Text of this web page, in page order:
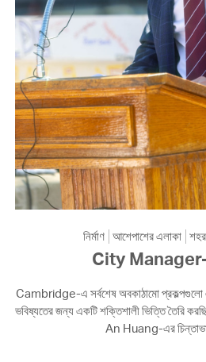
নির্মাণ আশেপাশের এলাকা শহর
City Manager-
Cambridge-এ সর্বশেষ অবকাঠামো প্রকল্পগুলো
ভবিষ্যতের জন্য একটি শক্তিশালী ভিত্তি তৈরি
An Huang-এর